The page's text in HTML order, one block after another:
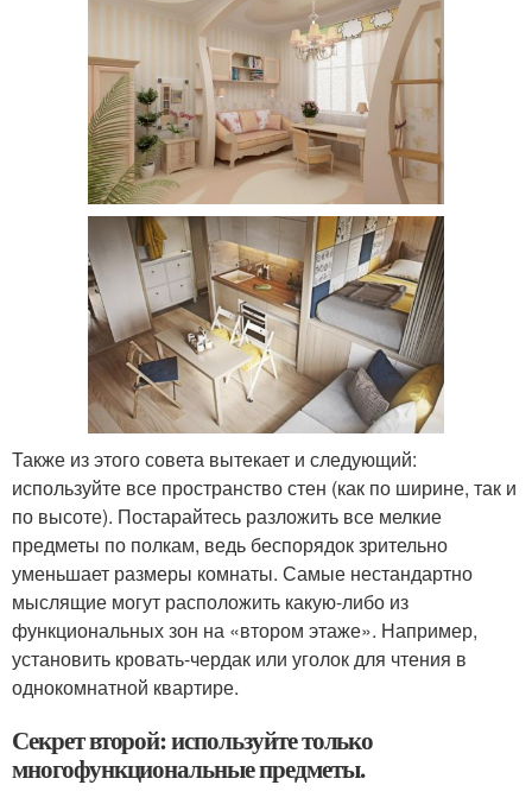
Также из этого совета вытекает и следующий:
используйте все пространство стен (как по ширине, так и
по высоте). Постарайтесь разложить все мелкие
предметы по полкам, ведь беспорядок зрительно
уменьшает размеры комнаты. Самые нестандартно
мыслящие могут расположить какую-либо из
функциональных зон на «втором этаже». Например,
установить кровать-чердак или уголок для чтения в
однокомнатной квартире.
Секрет второй: используйте только
многофункциональные предметы.